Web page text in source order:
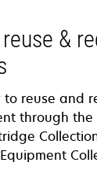
&
reuse and
through